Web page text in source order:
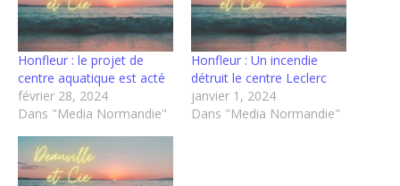
Honfleur : le projet de
centre aquatique est acté
février 28, 2024
Dans "Media Normandie"
Honfleur : Un incendie
détruit le centre Leclerc
janvier 1, 2024
Dans "Media Normandie"